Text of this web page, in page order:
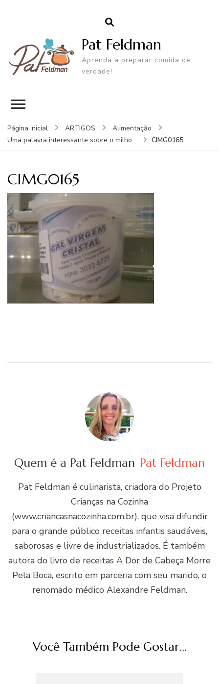
Pat Feldman
Aprenda a preparar comida de
verdade!
Página inicial ARTIGOS
Alimentação
Uma palavra interessante sobre o milho...
CIMG0165
CIMG0165
Quem é a Pat Feldman Pat Feldman
Pat Feldman é culinarista, criadora do Projeto
Crianças na Cozinha
(www.criancasnacozinha.com.br), que visa difundir
para o grande público receitas infantis saudáveis,
saborosas e livre de industrializados. É também
autora do livro de receitas A Dor de Cabeça Morre
Pela Boca, escrito em parceria com seu marido, o
renomado médico Alexandre Feldman.
Você Também Pode Gostar...